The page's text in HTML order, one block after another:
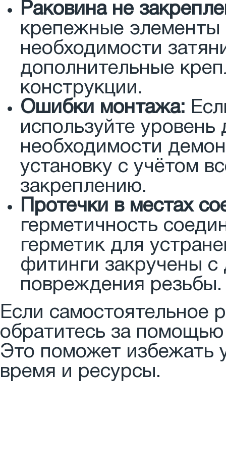
Раковина не
крепежные
необходимости
дополнительные
конструкции.
Ошибки монтажа:
используйте
необходимости
установку с учётом
закреплению.
Протечки в местах
герметичность
герметик для
фитинги закручены с
повреждения резьбы.
Если
обратитесь за
Это поможет избежать
время и ресурсы.